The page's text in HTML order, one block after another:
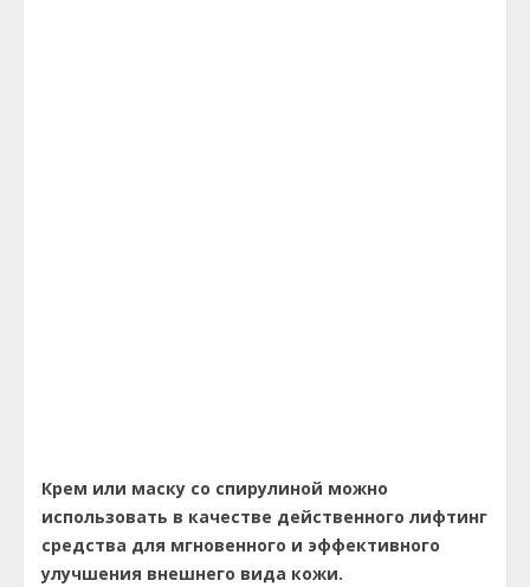
Крем или маску со спирулиной можно
использовать в качестве действенного лифтинг
средства для мгновенного и эффективного
улучшения внешнего вида кожи.